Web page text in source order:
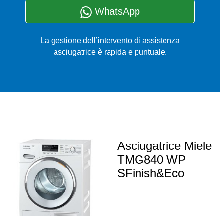
WhatsApp
La gestione dell’intervento di assistenza
asciugatrice è rapida e puntuale.
Asciugatrice Miele
TMG840 WP
SFinish&Eco